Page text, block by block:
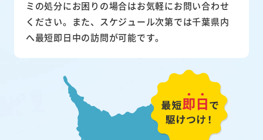
ミの処分にお困りの場合はお気軽にお問い合わせ
ください。また、スケジュール次第では千葉県内
へ最短即日中の訪問が可能です。